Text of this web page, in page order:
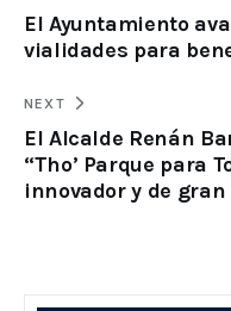
El Ayuntamiento
vialidades para
NEXT
El Alcalde Renán
“Tho’ Parque para
innovador y de